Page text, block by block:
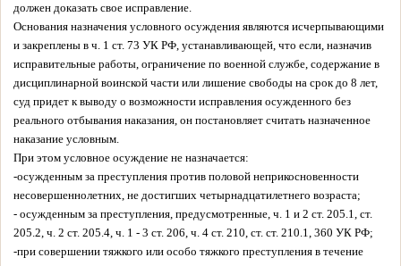
должен доказать свое исправление.
Основания назначения условного осуждения являются исчерпывающими
и закреплены в ч. 1 ст. 73 УК РФ, устанавливающей, что если, назначив
исправительные работы, ограничение по военной службе, содержание в
дисциплинарной воинской части или лишение свободы на срок до 8 лет,
суд придет к выводу о возможности исправления осужденного без
реального отбывания наказания, он постановляет считать назначенное
наказание условным.
При этом условное осуждение не назначается:
-осужденным за преступления против половой неприкосновенности
несовершеннолетних, не достигших четырнадцатилетнего возраста;
- осужденным за преступления, предусмотренные, ч. 1 и 2 ст. 205.1, ст.
205.2, ч. 2 ст. 205.4, ч. 1 - 3 ст. 206, ч. 4 ст. 210, ст. ст. 210.1, 360 УК РФ;
-при совершении тяжкого или особо тяжкого преступления в течение